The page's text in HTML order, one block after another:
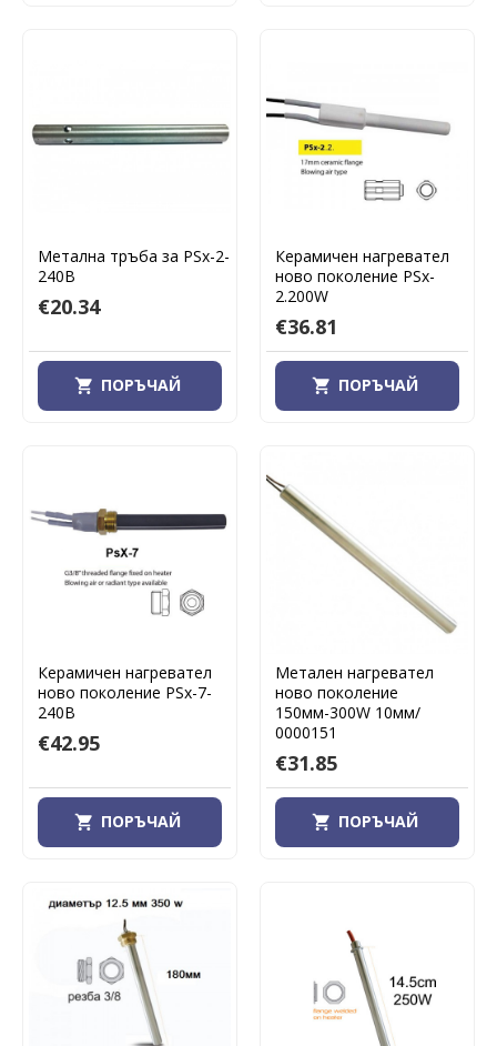
Метална тръба за PSx-2-
240B
€20.34
ПОРЪЧАЙ
Керамичен нагревател
ново поколение PSx-
2.200W
€36.81
ПОРЪЧАЙ
Керамичен нагревател
ново поколение PSx-7-
240B
€42.95
ПОРЪЧАЙ
Метален нагревател
ново поколение
150мм-300W 10мм/
0000151
€31.85
ПОРЪЧАЙ